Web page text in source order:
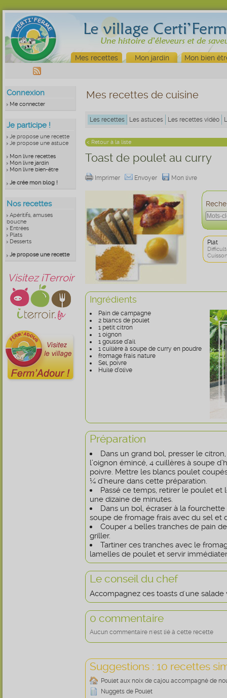
Mes recettes Mon jardin Mon bien
Connexion
Me connecter
Je participe !
Je propose une recette
Je propose une astuce
Mon livre recettes
Mon livre jardin
Mon livre bien-être
Je crée mon blog !
Nos recettes
Apéritifs, amuses
bouche
Entrées
Plats
Desserts
Je propose une recette
Visitez iTerroir
Mes recettes de cuisine
Les recettes Les astuces Les recettes vidéo
< Retour à la liste
Toast de poulet au curry
Imprimer Envoyer Mon livre
Plat
Ingrédients
Pain de campagne
2 blancs de poulet
1 petit citron
1 oignon
1 gousse d’ail
1 cuillère à soupe de curry en poudre
fromage frais nature
Sel, poivre
Huile d’olive
Préparation
Dans un grand bol, presser le
l’oignon émincé, 4 cuillères à soupe
poivre. Mettre les blancs poulet
¼ d’heure dans cette préparation.
Passé ce temps, retirer le poulet
une dizaine de minutes.
Dans un bol, écraser à la
soupe de fromage frais avec du sel et
Couper 4 belles tranches de pain
griller.
Tartiner ces tranches avec le
lamelles de poulet et servir
Le conseil du chef
Accompagnez ces toasts d'une salade
0 commentaire
Aucun commentaire n'est lié à cette recette
Suggestions : 10 recettes
Poulet aux noix de cajou accompagné de
Nuggets de Poulet